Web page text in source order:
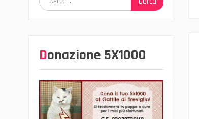
per:
Donazione 5X1000